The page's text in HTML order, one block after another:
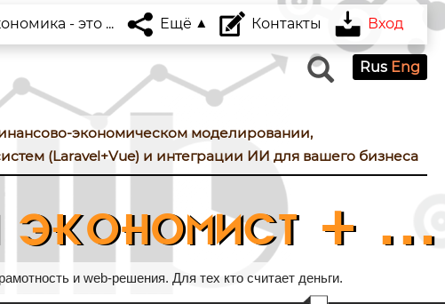
экономист + ...
и web-решения. Для тех кто считает деньги.
экономическом моделировании,
(Laravel+Vue) и интеграции ИИ для вашего бизнеса
Rus Eng
- это ... Ещё Контакты Вход